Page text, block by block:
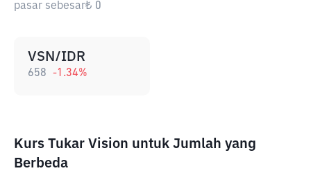
pasar sebesar₺ 0
VSN/IDR
658 -1.34%
Kurs Tukar Vision untuk Jumlah yang
Berbeda